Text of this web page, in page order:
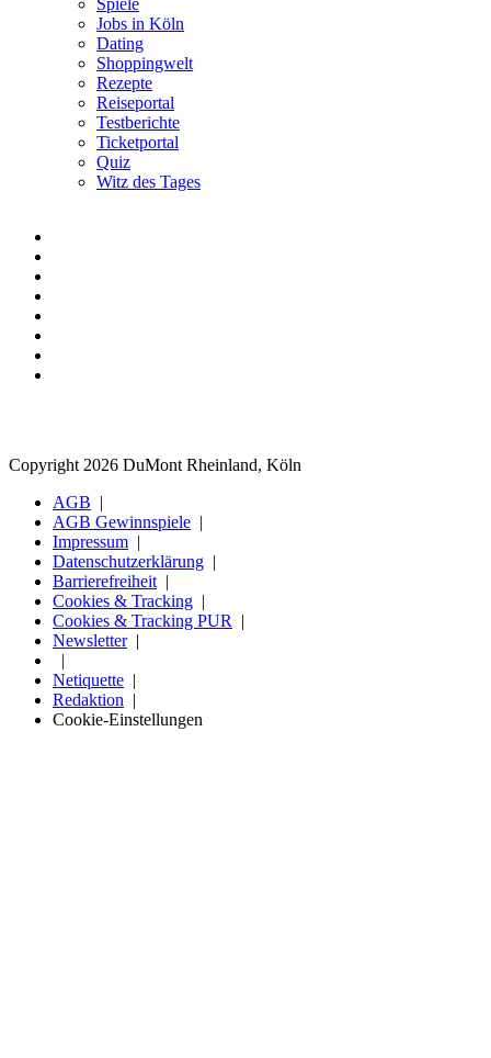
Spiele
Jobs in Köln
Dating
Shoppingwelt
Rezepte
Reiseportal
Testberichte
Ticketportal
Quiz
Witz des Tages
Copyright 2026 DuMont Rheinland, Köln
AGB
AGB Gewinnspiele
Impressum
Datenschutzerklärung
Barrierefreiheit
Cookies & Tracking
Cookies & Tracking PUR
Newsletter
Netiquette
Redaktion
Cookie-Einstellungen